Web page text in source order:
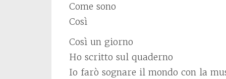
Come sono
Così
Così un giorno
Ho scritto sul quaderno
Io farò sognare il mondo con la